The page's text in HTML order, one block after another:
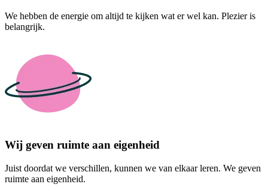
We hebben de energie om altijd te kijken wat er wel kan. Plezier is
belangrijk.
Wij geven ruimte aan eigenheid
Juist doordat we verschillen, kunnen we van elkaar leren. We geven
ruimte aan eigenheid.